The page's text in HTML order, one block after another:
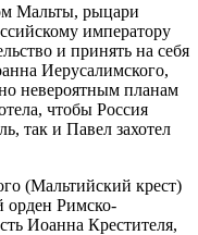
Мальты, рыцари
императору
и принять на себя
Иерусалимского,
невероятным планам
чтобы Россия
так и Павел захотел
(Мальтийский крест)
орден Римско-
Иоанна Крестителя,